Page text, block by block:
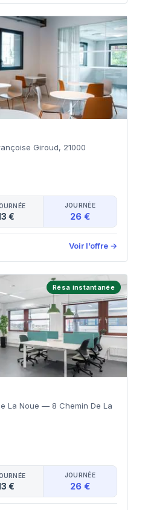
Giroud, 21000
€
JOURNÉE
26 €
Voir l’offre →
Résa instantanée
La Noue — 8 Chemin De La
€
JOURNÉE
26 €